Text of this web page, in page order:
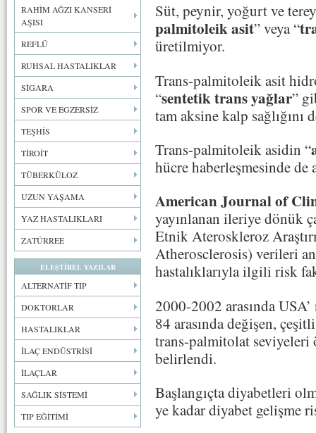
RAHİM AĞZI KANSERİ
AŞISI
REFLÜ
RUHSAL HASTALIKLAR
SİGARA
SPOR VE EGZERSİZ
TEŞHİS
TİROİT
TÜBERKÜLOZ
UZUN YAŞAMA
YAZ HASTALIKLARI
ZATÜRREE
ELEŞTİREL YAZILAR
ALTERNATİF TIP
DOKTORLAR
HASTALIKLAR
İLAÇ ENDÜSTRİSİ
İLAÇLAR
SAĞLIK SİSTEMİ
TIP EĞİTİMİ
Süt, peynir, yoğurt ve
palmitoleik asit” veya “
üretilmiyor.
Trans-palmitoleik asit
“sentetik trans yağlar”
tam aksine kalp sağlığını
Trans-palmitoleik asidin “
hücre haberleşmesinde
American Journal of
yayınlanan ileriye dönük
Etnik Ateroskleroz
Atherosclerosis) verileri
hastalıklarıyla ilgili risk
2000-2002 arasında
84 arasında değişen,
trans-palmitolat
belirlendi.
Başlangıçta diyabetleri
ye kadar diyabet gelişme